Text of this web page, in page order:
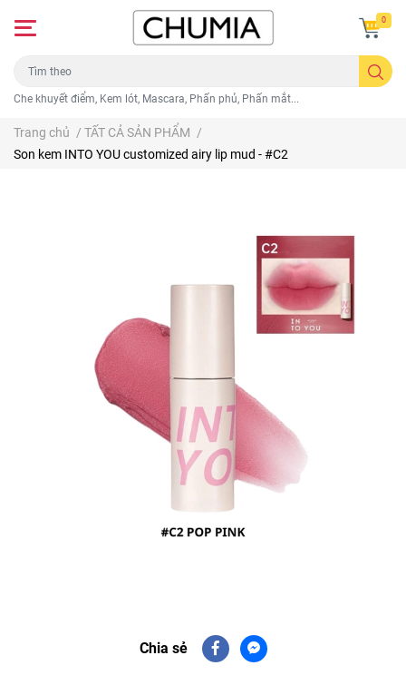
Che khuyết điểm, Kem lót, Mascara, Phấn phủ, Phấn mắt...
0
Trang chủ / TẤT CẢ SẢN PHẨM /
Son kem INTO YOU customized airy lip mud - #C2
Chia sẻ